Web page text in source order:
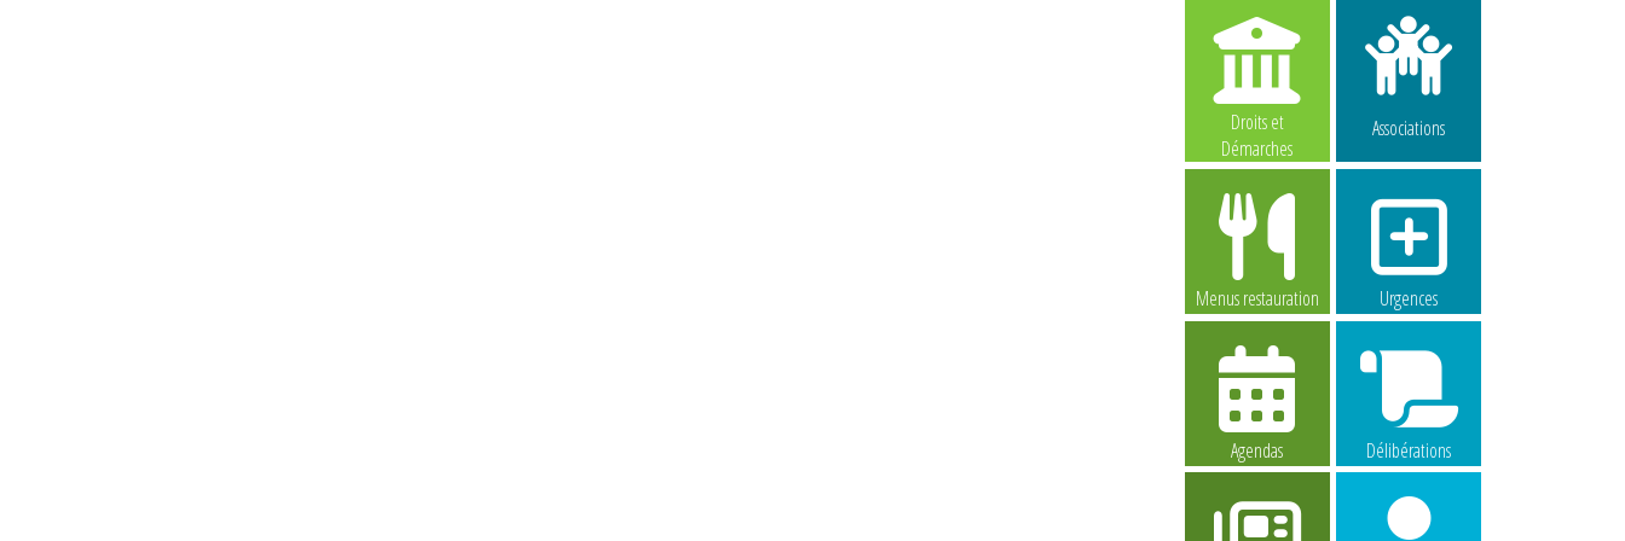
Droits et
Démarches
Associations
Menus restauration Urgences
Agendas Délibérations